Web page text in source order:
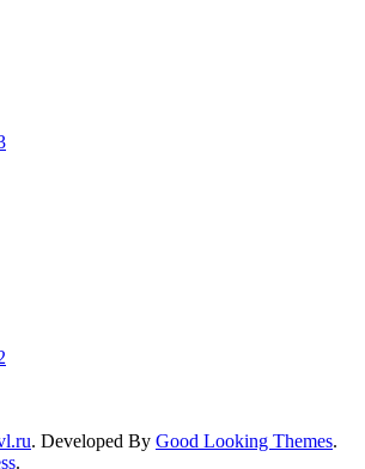
. Developed By Good Looking Themes.
.